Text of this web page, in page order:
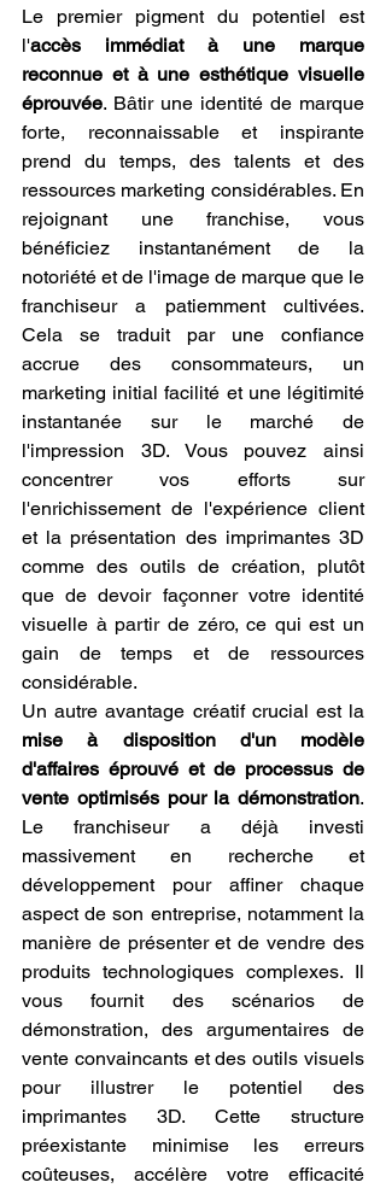
Le premier pigment du potentiel est
l'accès immédiat à une marque
reconnue et à une esthétique visuelle
éprouvée. Bâtir une identité de marque
forte, reconnaissable et inspirante
prend du temps, des talents et des
ressources marketing considérables. En
rejoignant une franchise, vous
bénéficiez instantanément de la
notoriété et de l'image de marque que le
franchiseur a patiemment cultivées.
Cela se traduit par une confiance
accrue des consommateurs, un
marketing initial facilité et une légitimité
instantanée sur le marché de
l'impression 3D. Vous pouvez ainsi
concentrer vos efforts sur
l'enrichissement de l'expérience client
et la présentation des imprimantes 3D
comme des outils de création, plutôt
que de devoir façonner votre identité
visuelle à partir de zéro, ce qui est un
gain de temps et de ressources
considérable.
mise à disposition d'un modèle
d'affaires éprouvé et de processus de
vente optimisés pour la démonstration.
Le franchiseur a déjà investi
massivement en recherche et
développement pour affiner chaque
aspect de son entreprise, notamment la
manière de présenter et de vendre des
produits technologiques complexes. Il
vous fournit des scénarios de
démonstration, des argumentaires de
vente convaincants et des outils visuels
pour illustrer le potentiel des
imprimantes 3D. Cette structure
préexistante minimise les erreurs
coûteuses, accélère votre efficacité